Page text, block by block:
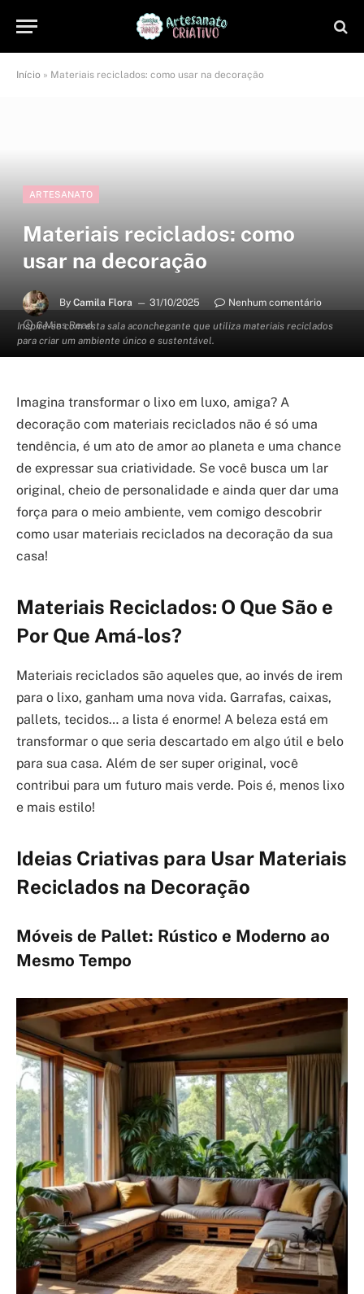
Início » Materiais reciclados: como usar na decoração
Inspire-se com esta sala aconchegante que utiliza materiais reciclados
para criar um ambiente único e sustentável.
ARTESANATO
Materiais reciclados: como
usar na decoração
By Camila Flora 31/10/2025
Nenhum comentário
6 Mins Read
Imagina transformar o lixo em luxo, amiga? A
decoração com materiais reciclados não é só uma
tendência, é um ato de amor ao planeta e uma chance
de expressar sua criatividade. Se você busca um lar
original, cheio de personalidade e ainda quer dar uma
força para o meio ambiente, vem comigo descobrir
como usar materiais reciclados na decoração da sua
casa!
Materiais Reciclados: O Que São e
Por Que Amá-los?
Materiais reciclados são aqueles que, ao invés de irem
para o lixo, ganham uma nova vida. Garrafas, caixas,
pallets, tecidos… a lista é enorme! A beleza está em
transformar o que seria descartado em algo útil e belo
para sua casa. Além de ser super original, você
contribui para um futuro mais verde. Pois é, menos lixo
e mais estilo!
Ideias Criativas para Usar Materiais
Reciclados na Decoração
Móveis de Pallet: Rústico e Moderno ao
Mesmo Tempo